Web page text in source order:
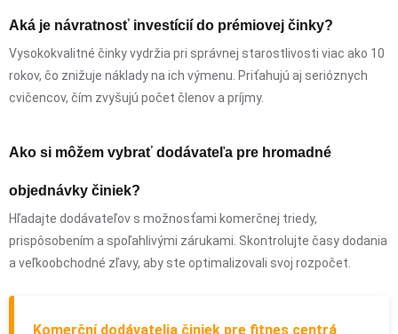
Aká je návratnosť investícií do prémiovej činky?
Vysokokvalitné činky vydržia pri správnej starostlivosti viac ako 10
rokov, čo znižuje náklady na ich výmenu. Priťahujú aj serióznych
cvičencov, čím zvyšujú počet členov a príjmy.
Ako si môžem vybrať dodávateľa pre hromadné
objednávky činiek?
Hľadajte dodávateľov s možnosťami komerčnej triedy,
prispôsobením a spoľahlivými zárukami. Skontrolujte časy dodania
a veľkoobchodné zľavy, aby ste optimalizovali svoj rozpočet.
Komerční dodávatelia činiek pre fitnes centrá